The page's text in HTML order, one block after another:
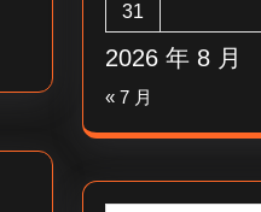
2026 年 8 月
31
« 7 月